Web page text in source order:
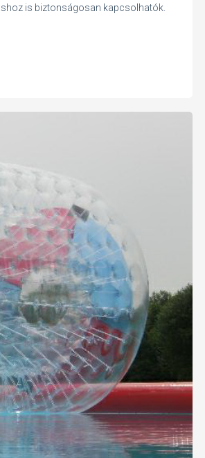
is biztonságosan kapcsolhatók.